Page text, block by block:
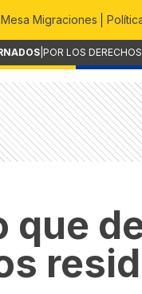
Mesa Migraciones
POR LOS
que